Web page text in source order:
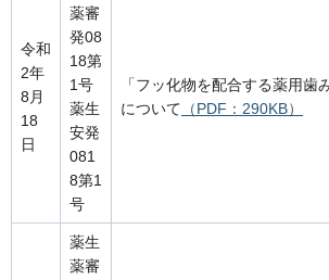
令和
2年
8月
18
日
薬審
発08
18第
1号
薬生
安発
081
8第1
号
「フッ化物を配合する薬用
について （PDF：290KB）
薬生
薬審